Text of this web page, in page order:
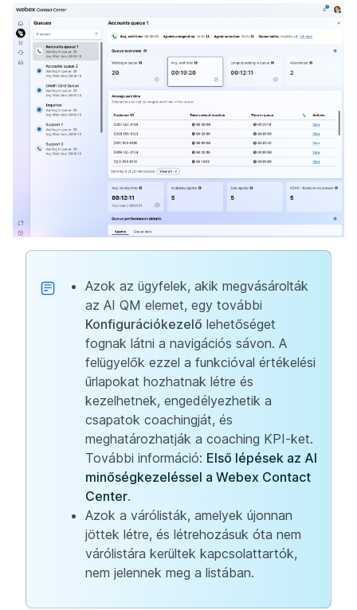
Azok az ügyfelek, akik megvásárolták
az AI QM elemet, egy további
Konfigurációkezelő lehetőséget
fognak látni a navigációs sávon. A
felügyelők ezzel a funkcióval értékelési
űrlapokat hozhatnak létre és
kezelhetnek, engedélyezhetik a
csapatok coachingját, és
meghatározhatják a coaching KPI-ket.
További információ: Első lépések az AI
minőségkezeléssel a Webex Contact
Center.
Azok a várólisták, amelyek újonnan
jöttek létre, és létrehozásuk óta nem
várólistára kerültek kapcsolattartók,
nem jelennek meg a listában.